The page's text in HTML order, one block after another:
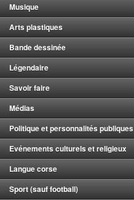
Musique
Arts plastiques
Bande dessinée
Légendaire
Savoir faire
Médias
Politique et personnalités publiques
Evénements culturels et religieux
Langue corse
Sport (sauf football)